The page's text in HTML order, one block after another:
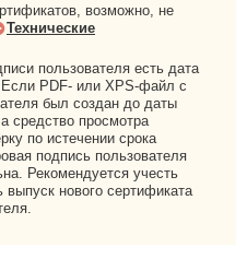
возможно, не
Технические
пользователя есть дата
PDF- или XPS-файл с
был создан до даты
средство просмотра
по истечении срока
подпись пользователя
Рекомендуется учесть
выпуск нового сертификата